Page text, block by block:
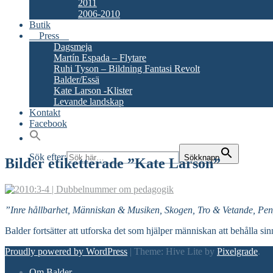
2011
2006-2010
Butik
Press
Dagsmeja
Martín Espada – Flytare
Ruhi Tyson – Bildning Fantasi Revolt
Balder/Essä
Kate Larson -Klister
Levande landskap
Kontakt
Facebook
Sök efter: Sökknapp
Bilder etiketterade ”Kate Larson”
”Inre hållbarhet, Människan & Musiken, Skogen, Tro & Vetande,
Balder fortsätter att utforska det som hjälper människan att behålla
Proudly powered by WordPress | Theme: Hive Lite by Pixelgrade.
Footer